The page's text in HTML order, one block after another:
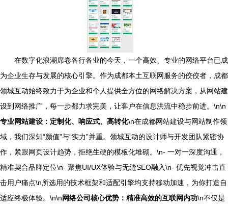
在数字化浪潮席卷各行各业的今天，一个高效、专业的网络平台已成
为企业生存与发展的核心引擎。作为成都本土互联网服务的佼佼者，成都
领城互动始终致力于为企业和个人提供全方位的网络解决方案，从网站建
设到网络推广，每一步都力求完美，让客户在信息洪流中稳步前进。\n\n
专业网站建设：定制化、响应式、高转化\n在成都网站建设与网站制作领
域，我们深知“颜值”与“实力”并重。领城互动的设计师与开发团队紧密协
作，紧跟网页设计趋势，拒绝生硬的模板化堆砌。\n- 一对一深度沟通，
精准契合品牌定位\n- 聚焦UI/UX体验与无缝SEO融入\n- 优先视觉冲击直
击用户痛点\n所选用的技术框架和适配引擎均支持移动加速，为你打造自
适应终极体验。\n\n网络公司核心优势：精准高效的互联网内功\n不仅是